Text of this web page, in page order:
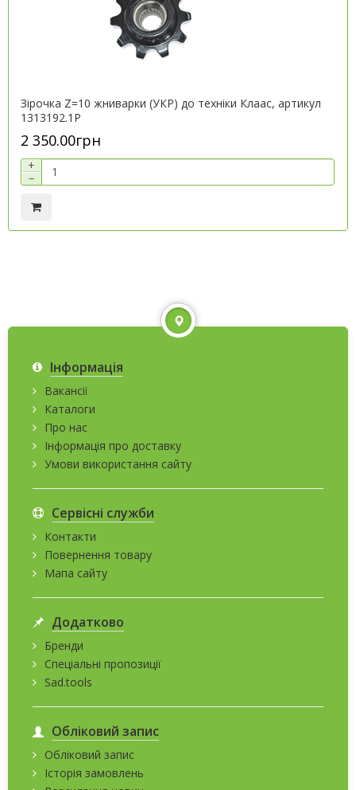
Зірочка Z=10 жниварки (УКР) до техніки Клаас, артикул
1313192.1P
2 350.00грн
+
−
Інформація
Вакансії
Каталоги
Про нас
Інформація про доставку
Умови використання сайту
Сервісні служби
Контакти
Повернення товару
Мапа сайту
Додатково
Бренди
Спеціальні пропозиції
Sad.tools
Обліковий запис
Обліковий запис
Історія замовлень